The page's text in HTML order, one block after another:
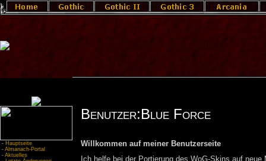
- Hauptseite
- Almanach-Portal
- Aktuelles
Benutzer:Blue Force
Willkommen auf meiner Benutzerseite
Ich helfe bei der Portierung des WoG-Skins auf neue